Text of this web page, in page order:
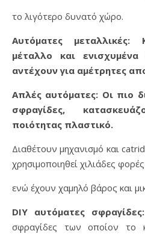
το λιγότερο δυνατό χώρο.
Αυτόματες μεταλλικές:
μέταλλο και
αντέχουν για αμέτρητες
Απλές αυτόματες: Οι πιο
σφραγίδες,
ποιότητας πλαστικό.
Διαθέτουν μηχανισμό και
χρησιμοποιηθεί χιλιάδες
ενώ έχουν χαμηλό βάρος και
DIY αυτόματες σφραγίδες:
σφραγίδες των οποίον το